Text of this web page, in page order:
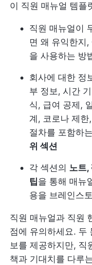
이 직원 매뉴얼 템플
직원 매뉴얼이
면 왜 유익한지
을 사용하는 방
회사에 대한 정
부 정보, 시간
식, 급여 공제,
계, 코로나 제
절차를 포함하는
위 섹션
각 섹션의 노트,
팁을 통해 매뉴
용을 브레인스
직원 매뉴얼과 직원
점에 유의하세요. 두
보를 제공하지만, 직
책과 기대치를 다루